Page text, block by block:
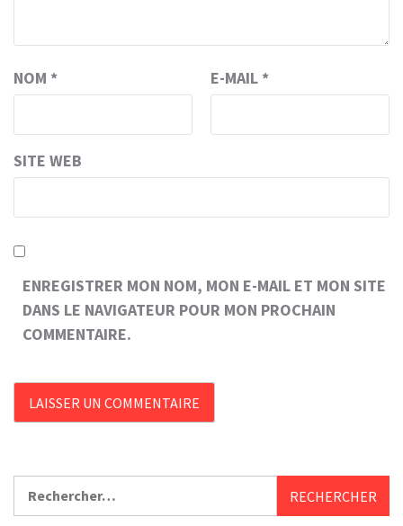
NOM * E-MAIL *
SITE WEB
ENREGISTRER MON NOM, MON E-MAIL ET MON SITE
DANS LE NAVIGATEUR POUR MON PROCHAIN
COMMENTAIRE.